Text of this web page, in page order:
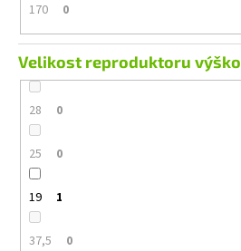
170 0
Velikost reproduktoru
28 0
25 0
19 1
37,5 0